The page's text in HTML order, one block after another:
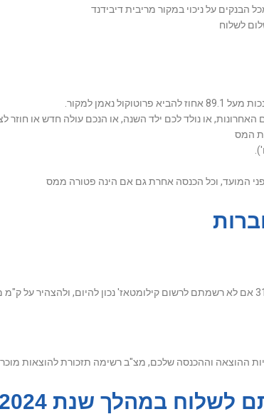
נאמן למקור.
המס
המועד, וכל הכנסה אחרת גם אם הינה פטורה ממס
ההוצאה וההכנסה שלכם, מצ"ב רשימה תזכורת להוצאות
במהלך שנת 2024